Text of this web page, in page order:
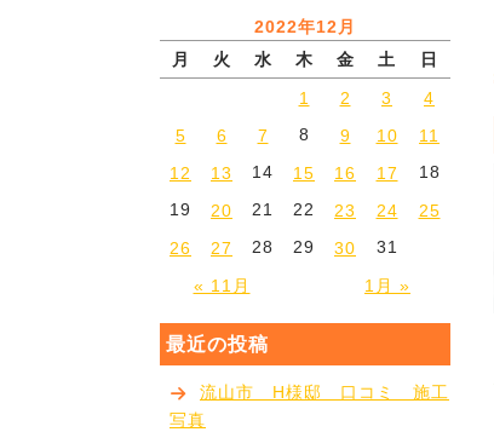
2022年12月
月
火 水 木 金 土 日
« 11月 1月 »
1 2 3
4
5
6 7 8 9 10
11
12
13 14 15 16 17
18
19
20 21 22 23 24
25
26
27 28 29 30 31
最近の投稿
流山市 H様邸 口コミ 施工
写真